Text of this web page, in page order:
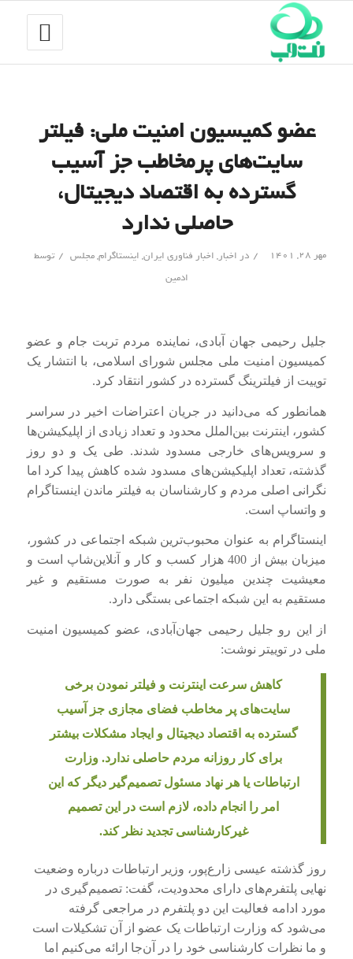
عضو کمیسیون امنیت ملی: فیلتر
سایت‌های پرمخاطب جز آسیب
گسترده به اقتصاد دیجیتال،
حاصلی ندارد
مهر ۲۸, ۱۴۰۱ / در اخبار, اخبار فناوری ایران, اینستاگرام,مجلس / توسط
ادمین
جلیل رحیمی جهان آبادی، نماینده مردم تربت جام و عضو
کمیسیون امنیت ملی مجلس شورای اسلامی، با انتشار یک
توییت از فیلترینگ گسترده در کشور انتقاد کرد.
همانطور که می‌دانید در جریان اعتراضات اخیر در سراسر
کشور، اینترنت بین‌الملل محدود و تعداد زیادی از اپلیکیشن‌ها
و سرویس‌های خارجی مسدود شدند. طی یک و دو روز
گذشته، تعداد اپلیکیشن‌های مسدود شده کاهش پیدا کرد اما
نگرانی اصلی مردم و کارشناسان به فیلتر ماندن اینستاگرام
و واتساپ است.
اینستاگرام به عنوان محبوب‌ترین شبکه اجتماعی در کشور،
میزبان بیش از 400 هزار کسب و کار و آنلاین‌شاپ است و
معیشیت چندین میلیون نفر به صورت مستقیم و غیر
مستقیم به این شبکه اجتماعی بستگی دارد.
از این رو جلیل رحیمی جهان‌آبادی، عضو کمیسیون امنیت
ملی در توییتر نوشت:
کاهش سرعت اینترنت و فیلتر نمودن برخی
سایت‌های پر مخاطب فضای مجازی جز آسیب
گسترده به اقتصاد دیجیتال و ایجاد مشکلات بیشتر
برای کار روزانه مردم حاصلی ندارد. وزارت
ارتباطات یا هر نهاد مسئول تصمیم‌گیر دیگر که این
امر را انجام داده، لازم است در این تصمیم
غیرکارشناسی تجدید نظر کند.
روز گذشته عیسی زارع‌پور، وزیر ارتباطات درباره وضعیت
نهایی پلتفرم‌های دارای محدودیت، گفت: تصمیم‌گیری در
مورد ادامه فعالیت این دو پلتفرم در مراجعی گرفته
می‌شود که وزارت ارتباطات یک عضو از آن تشکیلات است
و ما نظرات کارشناسی خود را در آن‌جا ارائه می‌کنیم اما